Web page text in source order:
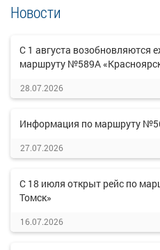
Новости
С 1 августа возобновляются
маршруту №589А
28.07.2026
Информация по маршруту
27.07.2026
С 18 июля открыт рейс по
Томск»
16.07.2026